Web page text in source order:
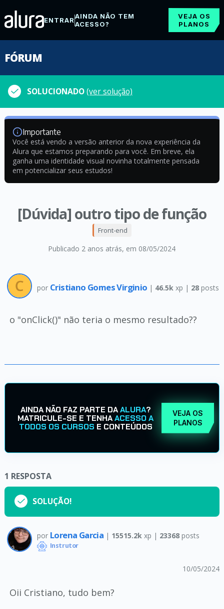
ENTRARAINDA NÃO TEM
ACESSO?
VEJA OS
PLANOS
FÓRUM
SOLUCIONADO(ver solução)
Importante
Você está vendo a versão anterior da nova experiência da
Alura que estamos preparando para você. Em breve, ela
ganha uma identidade visual novinha totalmente pensada
em potencializar seus estudos!
[Dúvida] outro tipo de função
Publicado 2 anos atrás, em 08/05/2024
Front-end
por Cristiano Gomes Virginio | 46.5k xp | 28posts
o "onClick()" não teria o mesmo resultado??
AINDA NÃO FAZ PARTE DAALURA?
MATRICULE-SE E TENHAACESSO A
TODOS OS CURSOS E CONTEÚDOS
VEJA OS
PLANOS
1 RESPOSTA
SOLUÇÃO!
por Lorena Garcia | 15515.2k xp | 23368posts
Instrutor
10/05/2024
Oii Cristiano, tudo bem?